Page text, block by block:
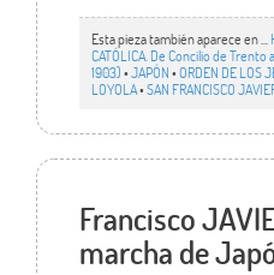
Esta pieza también aparece en ...
CATÓLICA. De Concilio de Trento
1903)•JAPÓN•ORDEN DE LOS
LOYOLA•SAN FRANCISCO
Francisco
marcha de